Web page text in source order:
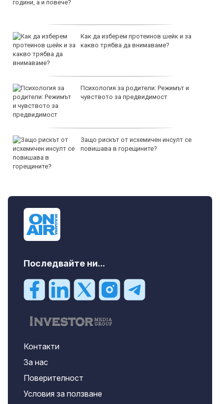
Как да изберем протеинов шейк и за
какво трябва да внимаваме?
Психология за родители: Режимът и
чувството за предвидимост
Защо рискът от исхемичен инсулт се
повишава в горещините?
Последвайте ни...
Контакти
За нас
Поверителност
Условия за ползване